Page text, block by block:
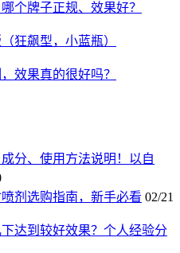
个牌子正规、效果好？
狂飙型，小蓝瓶）
效果真的很好吗？
分、使用方法说明！以自
剂选购指南，新手必看 02/21
达到较好效果？个人经验分